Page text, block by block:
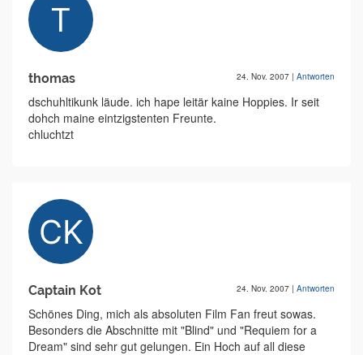
thomas 24. Nov. 2007 | Antworten
dschuhltikunk läude. ich hape leitär kaine Hoppies. Ir seit
dohch maine eintzigstenten Freunte.
chluchtzt
Captain Kot 24. Nov. 2007 | Antworten
Schönes Ding, mich als absoluten Film Fan freut sowas.
Besonders die Abschnitte mit "Blind" und "Requiem for a
Dream" sind sehr gut gelungen. Ein Hoch auf all diese